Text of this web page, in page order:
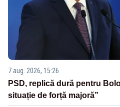
7 aug. 2026, 15:26
PSD, replică dură pentru
situație de forță majoră”